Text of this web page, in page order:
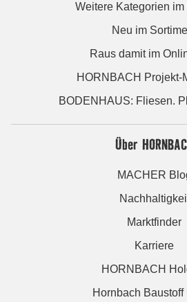
Weitere Kategorien
Neu im
Raus damit im
HORNBACH Projekt-
BODENHAUS: Fliesen.
Über
MACHER
Marktfinder
Karriere
HORNBACH
Hornbach Baustoff